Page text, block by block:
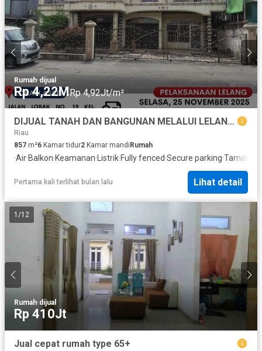
Rumah·dijual
Rp 4,22MRp 4,92Jt/m²
DIJUAL TANAH DAN BANGUNAN MELALUI LELANG‼
Riau
857 m²6 Kamar tidur2 Kamar mandi Rumah
·Air·Balkon·Keamanan·Listrik·Fully fenced·Secure parking·Taman
Pertama kali terlihat bulan lalu Lihat detail
1 /12
Rumah·dijual
Rp 410Jt
Jual cepat rumah type 65+